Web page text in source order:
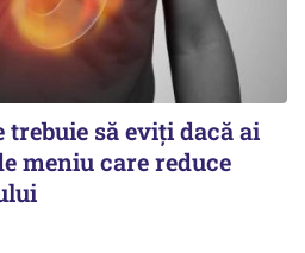
trebuie să eviți dacă ai
meniu care reduce